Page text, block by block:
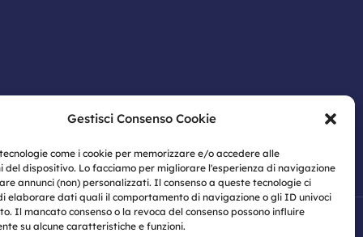
Gestisci Consenso Cookie
come i cookie per memorizzare e/o accedere alle
del dispositivo. Lo facciamo per migliorare l'esperienza di navigazione
annunci (non) personalizzati. Il consenso a queste tecnologie ci
elaborare dati quali il comportamento di navigazione o gli ID univoci
Il mancato consenso o la revoca del consenso possono influire
su alcune caratteristiche e funzioni.